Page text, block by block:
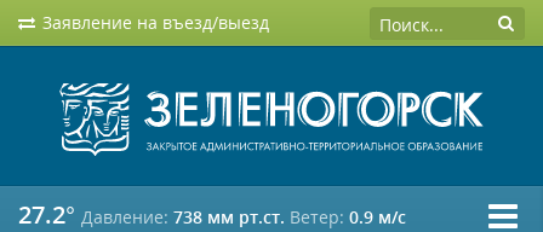
Заявление на въезд/выезд
27.2° Давление: 738 мм рт.ст. Ветер: 0.9 м/c